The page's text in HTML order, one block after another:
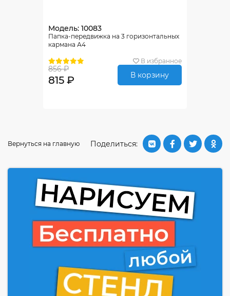
Модель: 10083
Папка-передвижка на 3 горизонтальных
кармана А4
В избранное
856 ₽
815 ₽ В корзину
Поделиться:
Вернуться на главную